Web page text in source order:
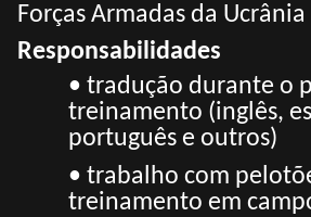
Forças Armadas da Ucrânia
Responsabilidades
• tradução durante o
treinamento (inglês,
português e outros)
• trabalho com
treinamento em